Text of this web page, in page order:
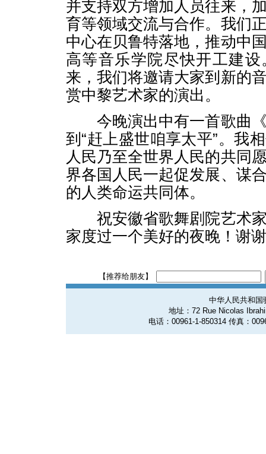
并支持双方增加人员往来，
育等领域交流与合作。我们
中心在贝鲁特落地，推动中
高等音乐学院尽快开工建
来，我们将邀请大家到新的
赏中黎艺术家的演出。
今晚演出中有一首歌曲《
到“赶上盛世咱享太平”。我
人民乃至全世界人民的共同
界各国人民一起促发展、谋
的人类命运共同体。
祝安徽省歌舞剧院艺术家
家度过一个美好的夜晚！谢
【推荐给朋友】
中华人民共和国
地址：72 Rue Nicolas
电话：00961-1-850314 传真：